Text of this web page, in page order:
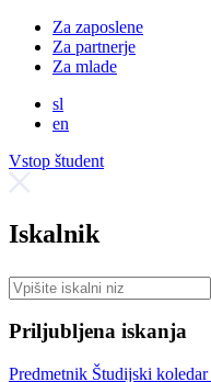
Za zaposlene
Za partnerje
Za mlade
sl
en
Vstop študent
Iskalnik
Priljubljena iskanja
Predmetnik Študijski koledar